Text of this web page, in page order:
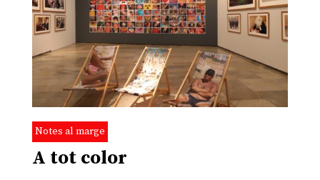
Notes al marge
A tot color